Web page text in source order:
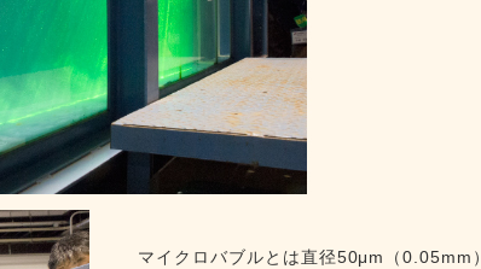
マイクロバブルとは直径50μm（0.05mm